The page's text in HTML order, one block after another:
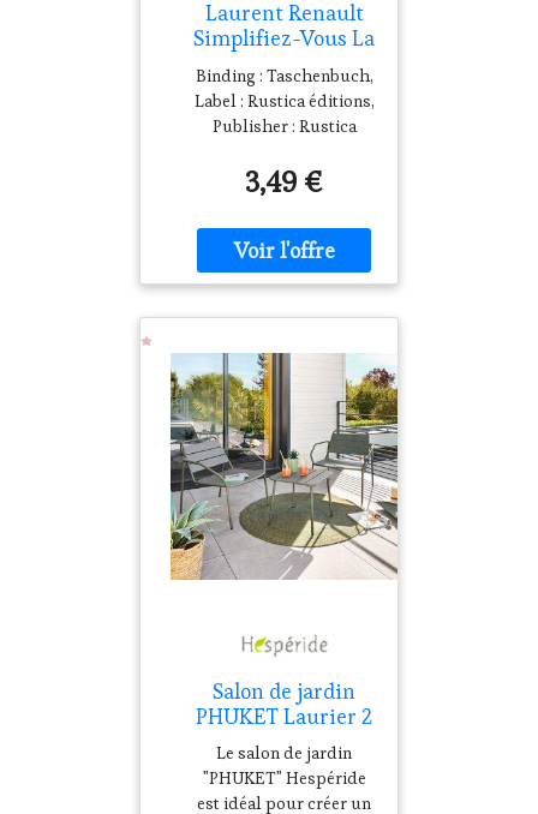
Laurent Renault
Simplifiez-Vous La
Vie Au Jardin :
Toutes Les Astuces
Pour Créer Et
Entretenir
Facilement Son
Jardin
Binding : Taschenbuch,
Label : Rustica éditions,
Publisher : Rustica
Taschenbuch,
publicationDate : 2012-
10-04, authors :
Laurent Renault,
languages : french,
3,49 €
Salon de jardin
PHUKET Laurier 2
places - Acier
traité époxy,
Traitement anti-
Le salon de jardin
"PHUKET" Hespéride
est idéal pour créer un